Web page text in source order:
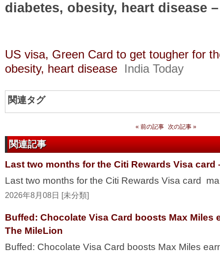
diabetes, obesity, heart disease
US visa, Green Card to get tougher for
obesity, heart disease India Today
関連タグ
« 前の記事 次の記事 »
関連記事
Last two months for the Citi Rewards Visa card
Last two months for the Citi Rewards Visa card
2026年8月08日 [未分類]
Buffed: Chocolate Visa Card boosts Max Miles
The MileLion
Buffed: Chocolate Visa Card boosts Max Miles